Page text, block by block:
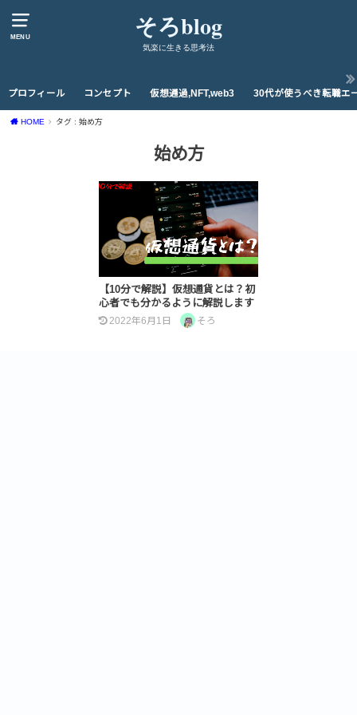
MENU そろblog
気楽に生きる思考法
プロフィール コンセプト 仮想通過,NFT,web3 30代が使うべき転職エ
HOME タグ : 始め方
始め方
【10分で解説】仮想通貨とは？初
心者でも分かるように解説します
2022年6月1日 そろ